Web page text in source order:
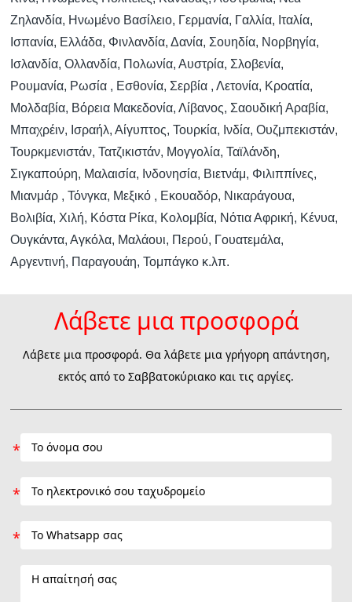
Ζηλανδία, Ηνωμένο Βασίλειο, Γερμανία, Γαλλία, Ιταλία,
Ισπανία, Ελλάδα, Φινλανδία, Δανία, Σουηδία, Νορβηγία,
Ισλανδία, Ολλανδία, Πολωνία, Αυστρία, Σλοβενία,
Ρουμανία, Ρωσία , Εσθονία, Σερβία , Λετονία, Κροατία,
Μολδαβία, Βόρεια Μακεδονία, Λίβανος, Σαουδική Αραβία,
Μπαχρέιν, Ισραήλ, Αίγυπτος, Τουρκία, Ινδία, Ουζμπεκιστάν,
Τουρκμενιστάν, Τατζικιστάν, Μογγολία, Ταϊλάνδη,
Σιγκαπούρη, Μαλαισία, Ινδονησία, Βιετνάμ, Φιλιππίνες,
Μιανμάρ , Τόνγκα, Μεξικό , Εκουαδόρ, Νικαράγουα,
Βολιβία, Χιλή, Κόστα Ρίκα, Κολομβία, Νότια Αφρική, Κένυα,
Ουγκάντα, Αγκόλα, Μαλάουι, Περού, Γουατεμάλα,
Αργεντινή, Παραγουάη, Τομπάγκο κ.λπ.
Λάβετε μια προσφορά
Λάβετε μια προσφορά. Θα λάβετε μια γρήγορη απάντηση,
εκτός από το Σαββατοκύριακο και τις αργίες.